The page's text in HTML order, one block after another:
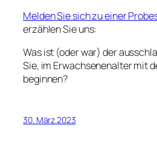
Melden Sie sich zu einer
erzählen Sie uns:
Was ist (oder war) der
Sie, im Erwachsenenalter mit
beginnen?
30. März 2023